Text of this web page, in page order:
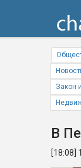
Закон
В
[18:08]